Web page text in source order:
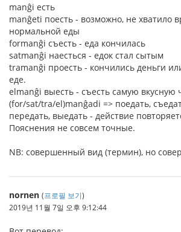
manĝi есть
manĝeti поесть - возможно, не хватило
нормальной еды
formanĝi съесть - еда кончилась
satmanĝi наесться - едок стал сытым
tramanĝi проесть - кончились деньги
еде.
elmanĝi выесть - съесть самую вкусную
(for/sat/tra/el)manĝadi => поедать,
передать, выедать - действие
Пояснения не совсем точные.
NB: совершенный вид (термин), но
nornen (프로필 보기)
2019년 11월 7일 오후 9:12:44